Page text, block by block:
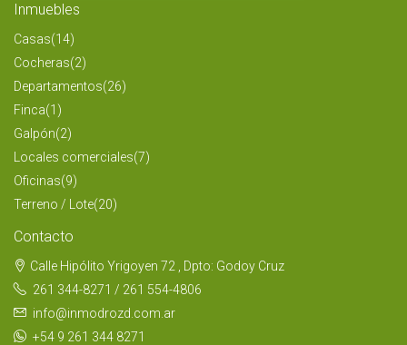
Inmuebles
Casas(14)
Cocheras(2)
Departamentos(26)
Finca(1)
Galpón(2)
Locales comerciales(7)
Oficinas(9)
Terreno / Lote(20)
Contacto
Calle Hipólito Yrigoyen 72 , Dpto: Godoy Cruz
261 344-8271 / 261 554-4806
info@inmodrozd.com.ar
+54 9 261 344 8271